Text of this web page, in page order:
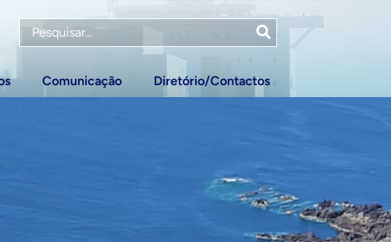
Comunicação Diretório/Contactos